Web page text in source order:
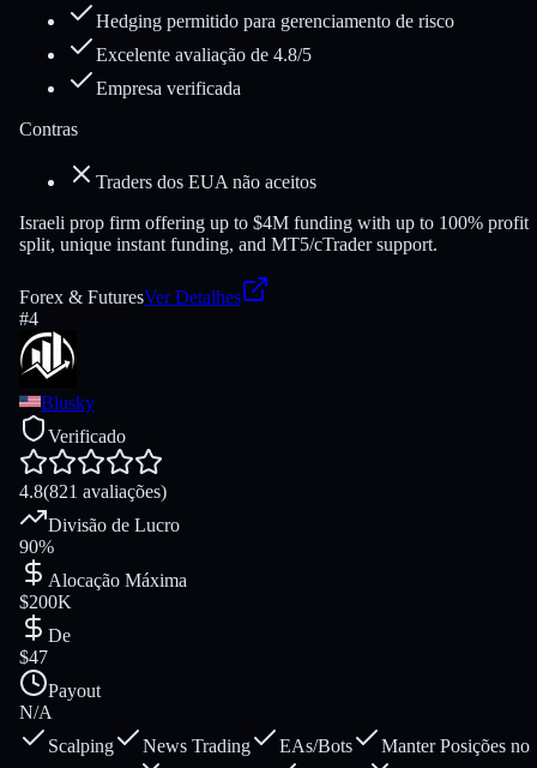
Hedging permitido para gerenciamento de risco
Excelente avaliação de 4.8/5
Empresa verificada
Contras
Traders dos EUA não aceitos
Israeli prop firm offering up to $4M funding with up to 100% profit
split, unique instant funding, and MT5/cTrader support.
Forex & FuturesVer Detalhes
#4
Blusky
Verificado
4.8(821 avaliações)
Divisão de Lucro
90%
Alocação Máxima
$200K
De
$47
Payout
N/A
Scalping
News Trading EAs/Bots
Manter Posições no